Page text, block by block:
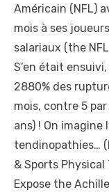
Américain (NFL)
mois à ses
salariaux (the
S’en était
2880% des
mois, contre 5
ans) ! On
tendinopathies…
& Sports Physical
Expose the